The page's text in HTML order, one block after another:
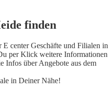
finden
center Geschäfte und Filialen in
per Klick weitere Informationen
Infos über Angebote aus dem
in Deiner Nähe!